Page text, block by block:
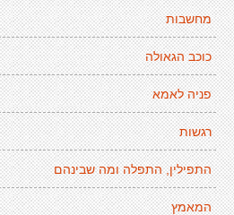
מחשבות
כוכב הגאולה
פניה לאמא
רגשות
התפילין, התפלה ומה שבינהם
המאמץ